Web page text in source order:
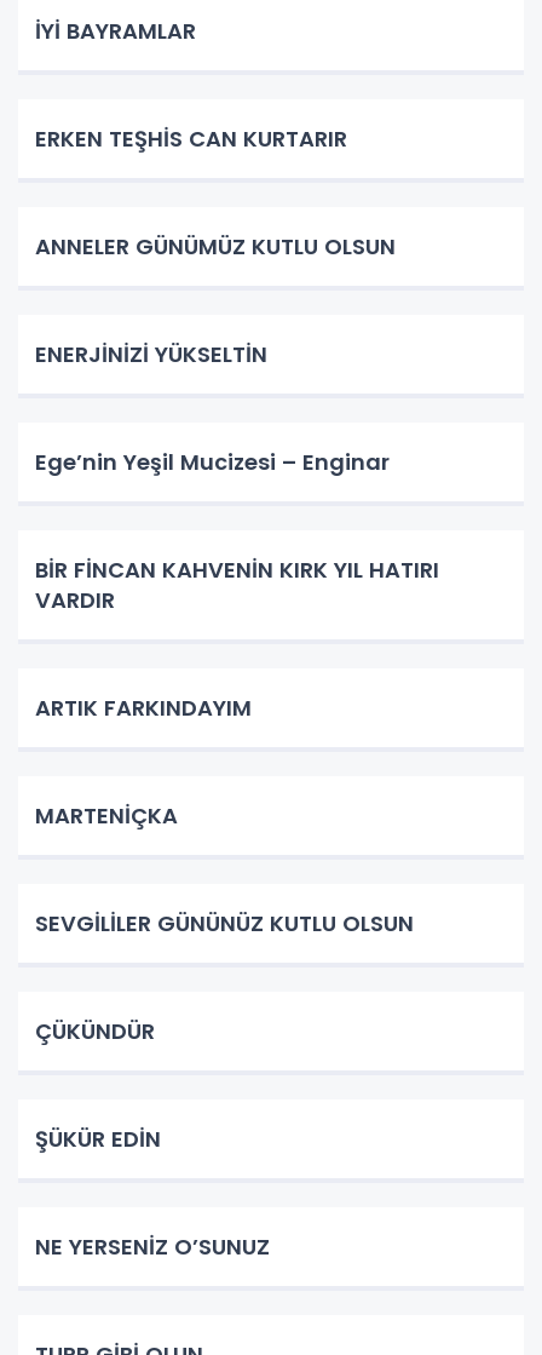
İYİ BAYRAMLAR
ERKEN TEŞHİS CAN KURTARIR
ANNELER GÜNÜMÜZ KUTLU OLSUN
ENERJİNİZİ YÜKSELTİN
Ege’nin Yeşil Mucizesi – Enginar
BİR FİNCAN KAHVENİN KIRK YIL HATIRI
VARDIR
ARTIK FARKINDAYIM
MARTENİÇKA
SEVGİLİLER GÜNÜNÜZ KUTLU OLSUN
ÇÜKÜNDÜR
ŞÜKÜR EDİN
NE YERSENİZ O’SUNUZ